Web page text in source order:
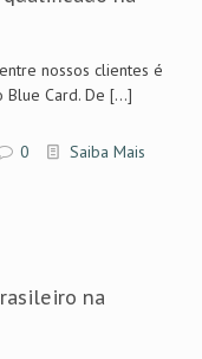
nossos clientes é
Card. De […]
0 Saiba Mais
na